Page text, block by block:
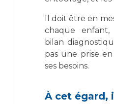
Il doit être en
chaque enfant,
bilan
pas une prise
ses besoins.
À cet égard,